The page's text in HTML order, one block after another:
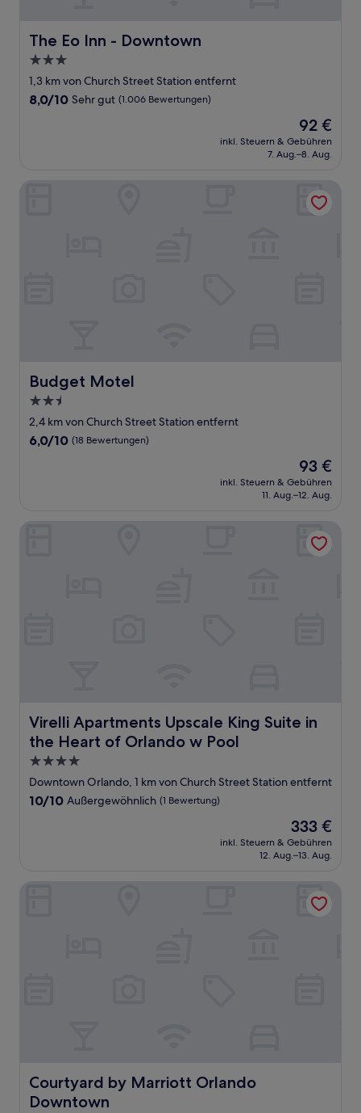
The Eo Inn - Downtown
The Eo Inn - Downtown
3.0-
Sterne-
Unterkunft
1,3 km von Church Street Station entfernt
8.0
Bewertungen)
8,0/10 Sehr gut (1.006 Bewertungen)
Der
Preis
beträgt
92 €
inkl. Steuern & Gebühren
7. Aug.–8. Aug.
Budget Motel
Budget Motel
2.5-
Sterne-
Unterkunft
2,4 km von Church Street Station entfernt
6.0
6,0/10 (18 Bewertungen)
Der
Preis
beträgt
93 €
inkl. Steuern & Gebühren
11. Aug.–12. Aug.
Virelli Apartments Upscale King Suite in
the Heart of Orlando w Pool
Virelli Apartments Upscale King Suite in the Heart of
4.0-
Sterne-
Unterkunft
Downtown Orlando, 1 km von Church Street Station entfernt
10.0
10/10 Außergewöhnlich (1 Bewertung)
Der
Preis
beträgt
333 €
inkl. Steuern & Gebühren
12. Aug.–13. Aug.
Virelli Apartments Upscale King Suite in the Heart of
Courtyard by Marriott Orlando
Downtown
Courtyard by Marriott Orlando Downtown